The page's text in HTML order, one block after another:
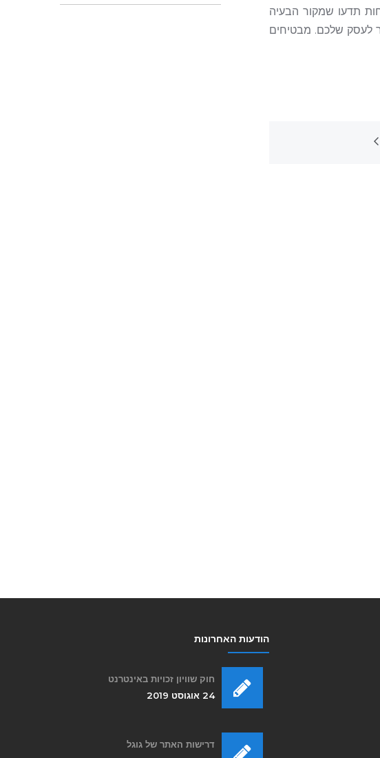
תדעו שמקור הבעיה
לעסק שלכם. מבטיחים
הודעות האחרונות
חוק שוויון זכויות באינטרנט
24 אוגוסט 2019
דרישות האתר של גוגל